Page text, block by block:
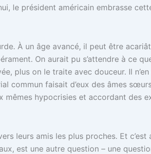
le président américain embrasse
À un âge avancé, il peut être
On aurait pu s’attendre à ce
plus on le traite avec douceur. Il
faisait d’eux des âmes
hypocrisies et accordant des
leurs amis les plus proches. Et
est une autre question – une